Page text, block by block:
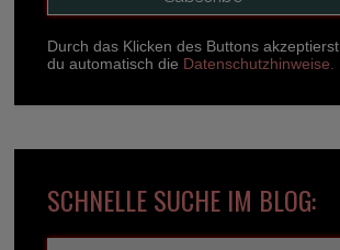
Durch das Klicken des Buttons akzeptierst
du automatisch die Datenschutzhinweise.
SCHNELLE SUCHE IM BLOG: